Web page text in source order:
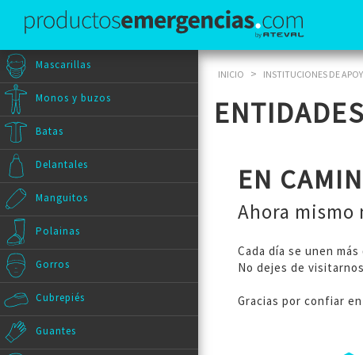
Mascarillas
Monos y buzos
Batas
Delantales
Manguitos
Polainas
Gorros
Cubrepiés
Guantes
INICIO > INSTITUCIONES DE
EN
Ahora mismo
Cada día se unen
No dejes de
Gracias por confiar